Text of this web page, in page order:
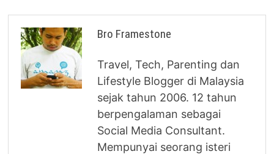
Bro Framestone
Travel, Tech, Parenting dan
Lifestyle Blogger di Malaysia
sejak tahun 2006. 12 tahun
berpengalaman sebagai
Social Media Consultant.
Mempunyai seorang isteri